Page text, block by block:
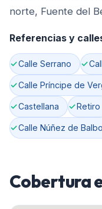
norte, Fuente del
Referencias y
Calle Serrano
Calle Príncipe de
Castellana Retiro
Calle Núñez de
Cobertura